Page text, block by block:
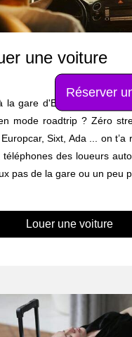
une voiture
la gare d'Eragny - Neuville
mode roadtrip ? Zéro
Sixt, Ada ... on t’a
téléphones des loueurs
pas de la gare ou un peu
Louer une voiture
Réserver